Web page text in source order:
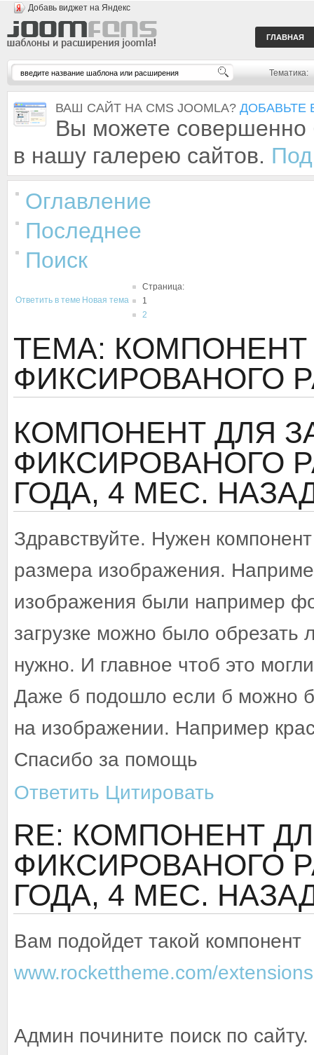
Добавь виджет на Яндекс
ГЛАВНАЯ
Тематика:
ВАШ САЙТ НА CMS JOOMLA? ДОБАВЬТЕ
Вы можете совершенно
в нашу галерею сайтов.
Оглавление
Последнее
Поиск
Ответить в теме Новая тема
Страница:
1
2
ТЕМА: КОМПОНЕНТ
ФИКСИРОВАНОГО
КОМПОНЕНТ ДЛЯ
ФИКСИРОВАНОГО
ГОДА, 4 МЕС.
Здравствуйте. Нужен
размера изображения.
изображения были например
загрузке можно было обрезать
нужно. И главное чтоб это
Даже б подошло если б можно
на изображении. Например
Спасибо за помощь
Ответить Цитировать
RE: КОМПОНЕНТ
ФИКСИРОВАНОГО
ГОДА, 4 МЕС.
Вам подойдет такой компонент
www.rockettheme.com/
Админ почините поиск по